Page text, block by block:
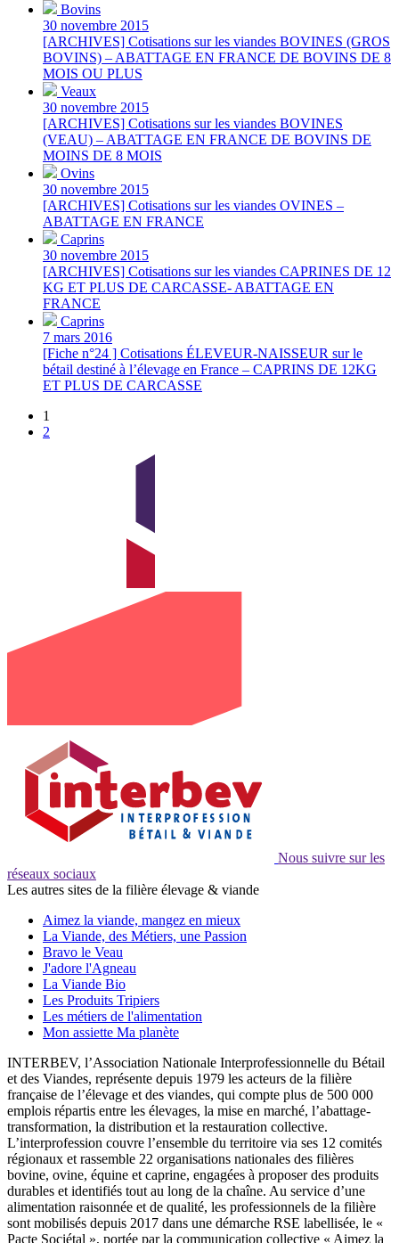
Bovins
30 novembre 2015
[ARCHIVES] Cotisations sur les viandes BOVINES (GROS
BOVINS) – ABATTAGE EN FRANCE DE BOVINS DE 8
MOIS OU PLUS
Veaux
30 novembre 2015
[ARCHIVES] Cotisations sur les viandes BOVINES
(VEAU) – ABATTAGE EN FRANCE DE BOVINS DE
MOINS DE 8 MOIS
Ovins
30 novembre 2015
[ARCHIVES] Cotisations sur les viandes OVINES –
ABATTAGE EN FRANCE
Caprins
30 novembre 2015
[ARCHIVES] Cotisations sur les viandes CAPRINES DE 12
KG ET PLUS DE CARCASSE- ABATTAGE EN
FRANCE
Caprins
7 mars 2016
[Fiche n°24 ] Cotisations ÉLEVEUR-NAISSEUR sur le
bétail destiné à l’élevage en France – CAPRINS DE 12KG
ET PLUS DE CARCASSE
1
2
Nous suivre sur les
réseaux sociaux
Les autres sites de la filière élevage & viande
Aimez la viande, mangez en mieux
La Viande, des Métiers, une Passion
Bravo le Veau
J'adore l'Agneau
La Viande Bio
Les Produits Tripiers
Les métiers de l'alimentation
Mon assiette Ma planète
INTERBEV, l’Association Nationale Interprofessionnelle du Bétail
et des Viandes, représente depuis 1979 les acteurs de la filière
française de l’élevage et des viandes, qui compte plus de 500 000
emplois répartis entre les élevages, la mise en marché, l’abattage-
transformation, la distribution et la restauration collective.
L’interprofession couvre l’ensemble du territoire via ses 12 comités
régionaux et rassemble 22 organisations nationales des filières
bovine, ovine, équine et caprine, engagées à proposer des produits
durables et identifiés tout au long de la chaîne. Au service d’une
alimentation raisonnée et de qualité, les professionnels de la filière
sont mobilisés depuis 2017 dans une démarche RSE labellisée, le «
Pacte Sociétal », portée par la communication collective « Aimez la